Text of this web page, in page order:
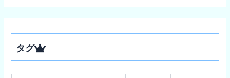
タグ